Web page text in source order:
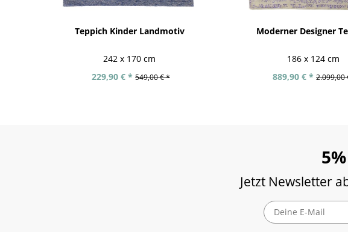
Teppich Kinder Landmotiv
242 x 170 cm
229,90 € * 549,00 € *
Moderner Designer
186 x 124 cm
889,90 € * 2.099,00
Jetzt Newsletter